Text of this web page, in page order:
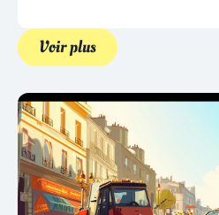
Voir plus